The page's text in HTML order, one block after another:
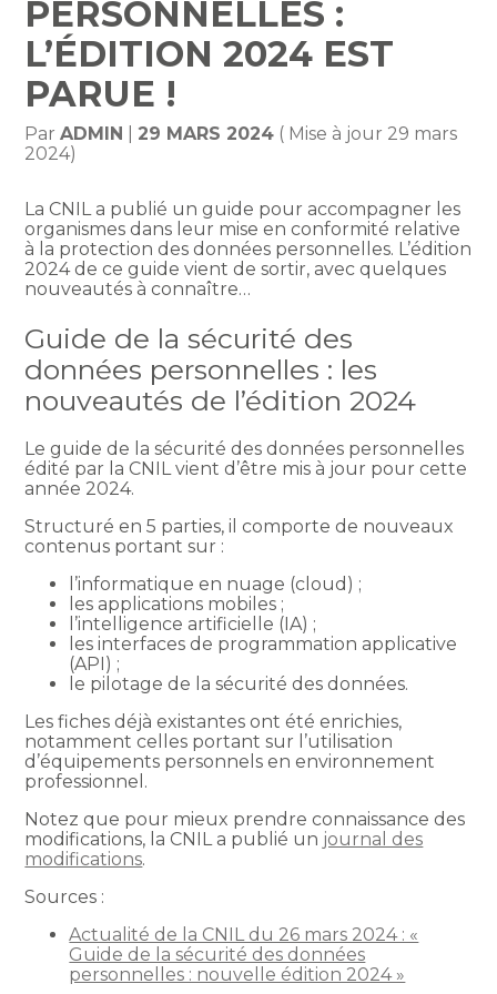
PERSONNELLES :
L’ÉDITION 2024 EST
PARUE !
ParADMIN 29 MARS 2024 ( Mise à jour 29 mars
2024)
La CNIL a publié un guide pour accompagner les
organismes dans leur mise en conformité relative
à la protection des données personnelles. L’édition
2024 de ce guide vient de sortir, avec quelques
nouveautés à connaître…
Guide de la sécurité des
données personnelles : les
nouveautés de l’édition 2024
Le guide de la sécurité des données personnelles
édité par la CNIL vient d’être mis à jour pour cette
année 2024.
Structuré en 5 parties, il comporte de nouveaux
contenus portant sur :
l’informatique en nuage (cloud) ;
les applications mobiles ;
l’intelligence artificielle (IA) ;
les interfaces de programmation applicative
(API) ;
le pilotage de la sécurité des données.
Les fiches déjà existantes ont été enrichies,
notamment celles portant sur l’utilisation
d’équipements personnels en environnement
professionnel.
Notez que pour mieux prendre connaissance des
modifications, la CNIL a publié un journal des
modifications.
Sources :
Actualité de la CNIL du 26 mars 2024 : «
Guide de la sécurité des données
personnelles : nouvelle édition 2024 »